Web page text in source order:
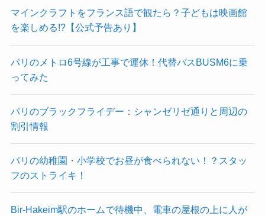
マインクラフトをフランス語で観たら？子どもは映画館
を楽しめる!?【公式予告あり】
パリのメトロ6号線が工事で運休！代替バスBUSM6に乗
ってみた
パリのブラックフライデー：シャンゼリゼ通りと周辺の
割引情報
パリの幼稚園・小学校でお昼が食べられない！？スタッ
フのストライキ！
Bir-Hakeim駅のホームで待機中、電車の屋根の上に人が